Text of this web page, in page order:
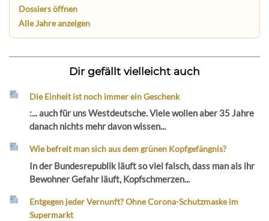
Dossiers öffnen
Alle Jahre anzeigen
Dir gefällt vielleicht auch
Die Einheit ist noch immer ein Geschenk
:... auch für uns Westdeutsche. Viele wollen aber 35 Jahre
danach nichts mehr davon wissen...
Wie befreit man sich aus dem grünen Kopfgefängnis?
In der Bundesrepublik läuft so viel falsch, dass man als ihr
Bewohner Gefahr läuft, Kopfschmerzen...
Entgegen jeder Vernunft? Ohne Corona-Schutzmaske im
Supermarkt